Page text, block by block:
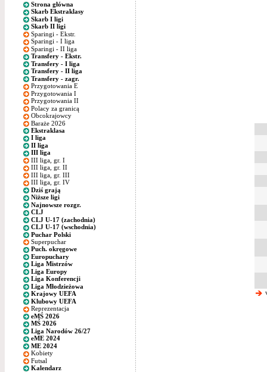
Strona główna
Skarb Ekstraklasy
Skarb I ligi
Skarb II ligi
Sparingi - Ekstr.
Sparingi - I liga
Sparingi - II liga
Transfery - Ekstr.
Transfery - I liga
Transfery - II liga
Transfery - zagr.
Przygotowania E
Przygotowania I
Przygotowania II
Polacy za granicą
Obcokrajowcy
Baraże 2026
Ekstraklasa
I liga
II liga
III liga
III liga, gr. I
III liga, gr. II
III liga, gr. III
III liga, gr. IV
Dziś grają
Niższe ligi
Najnowsze rozgr.
CLJ
CLJ U-17 (zachodnia)
CLJ U-17 (wschodnia)
Puchar Polski
Superpuchar
Puch. okręgowe
Europuchary
Liga Mistrzów
Liga Europy
Liga Konferencji
Liga Młodzieżowa
Krajowy UEFA
Klubowy UEFA
Reprezentacja
eMŚ 2026
MŚ 2026
Liga Narodów 26/27
eME 2024
ME 2024
Kobiety
Futsal
Kalendarz